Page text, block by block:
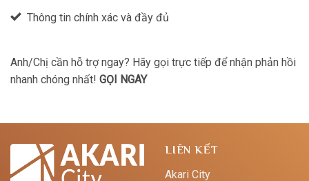
Thông tin chính xác và đầy đủ
Anh/Chị cần hỗ trợ ngay? Hãy gọi trực tiếp để nhận phản hồi
nhanh chóng nhất! GỌI NGAY
LIÊN KẾT
Akari City